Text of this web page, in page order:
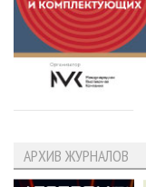
АРХИВ ЖУРНАЛОВ